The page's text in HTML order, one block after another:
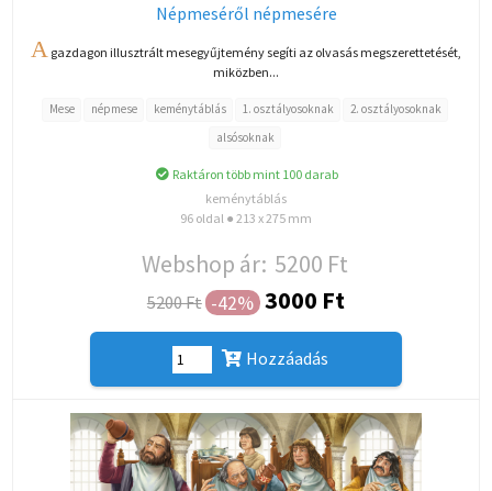
Népmeséről népmesére
A gazdagon illusztrált mesegyűjtemény segíti az olvasás megszerettetését,
miközben...
Mese népmese keménytáblás 1. osztályosoknak
2. osztályosoknak
alsósoknak
Raktáron több mint 100 darab
keménytáblás
96 oldal ● 213 x 275 mm
Webshop ár: 5200 Ft
5200 Ft -42% 3000 Ft
Hozzáadás